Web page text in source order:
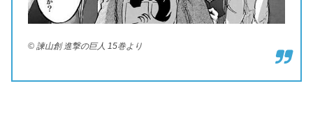
© 諫山創 進撃の巨人 15巻より